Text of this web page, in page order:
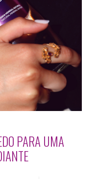
PARA UMA